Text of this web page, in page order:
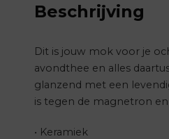
Beschrijving
Dit is jouw mok voor je
avondthee en alles
glanzend met een
is tegen de magnetron en
• Keramiek